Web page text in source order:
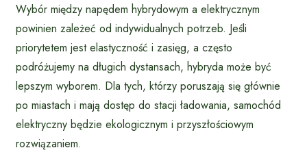
Wybór między napędem hybrydowym a elektrycznym
powinien zależeć od indywidualnych potrzeb. Jeśli
priorytetem jest elastyczność i zasięg, a często
podróżujemy na długich dystansach, hybryda może być
lepszym wyborem. Dla tych, którzy poruszają się głównie
po miastach i mają dostęp do stacji ładowania, samochód
elektryczny będzie ekologicznym i przyszłościowym
rozwiązaniem.